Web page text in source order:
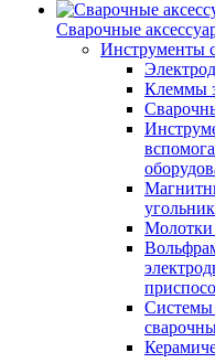
Сварочные
Инструменты
Клеммы
Молотки